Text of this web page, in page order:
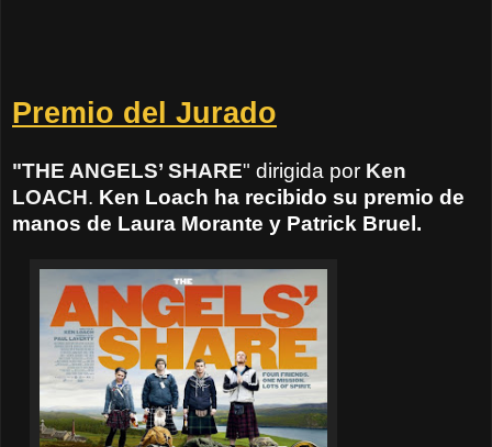
Premio del Jurado
"THE ANGELS’ SHARE" dirigida por Ken
LOACH. Ken Loach ha recibido su premio de
manos de Laura Morante y Patrick Bruel.